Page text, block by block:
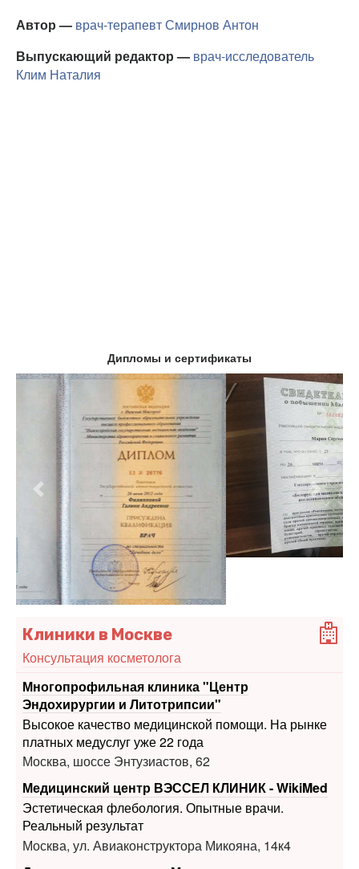
Автор — врач-терапевтСмирнов Антон
Выпускающий редактор — врач-исследователь
Клим Наталия
Дипломы и сертификаты
Предыдущий
Клиники в Москве
Консультация косметолога
Многопрофильная клиника "Центр
Эндохирургии и Литотрипсии"
платных медуслуг уже 22 года
Москва, шоссе Энтузиастов, 62
Медицинский центр ВЭССЕЛ КЛИНИК - WikiMed
Эстетическая флебология. Опытные врачи.
Реальный результат
Москва, ул. Авиаконструктора Микояна, 14к4
Детская поликлиника «Маркушка»
Многопрофильная детская поликлиника.